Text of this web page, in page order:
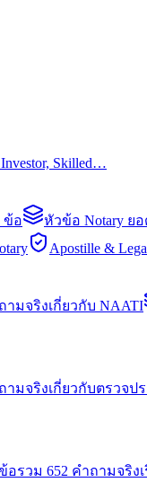
Skilled…
ข้อ หัวข้อ Notary ย
Apostille &
ามจริงเกี่ยวกับ NAATI
ามจริงเกี่ยวกับตรวจป
อรวม 652 คำถามจริง